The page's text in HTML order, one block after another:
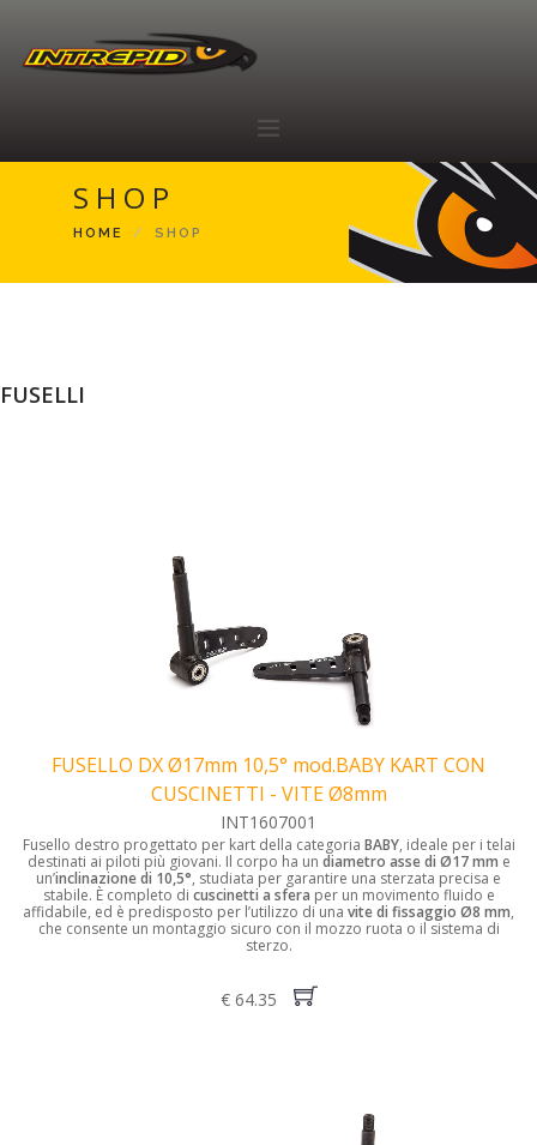
HOME
ABOUT
CONTATTI
SHOP
HOME SHOP
FUSELLI
FUSELLO DX Ø17mm 10,5° mod.BABY KART CON
CUSCINETTI - VITE Ø8mm
INT1607001
Fusello destro progettato per kart della categoria BABY, ideale per i telai
destinati ai piloti più giovani. Il corpo ha un diametro asse di Ø17 mm e
un’inclinazione di 10,5°, studiata per garantire una sterzata precisa e
stabile. È completo di cuscinetti a sfera per un movimento fluido e
affidabile, ed è predisposto per l’utilizzo di una vite di fissaggio Ø8 mm,
che consente un montaggio sicuro con il mozzo ruota o il sistema di
sterzo.
€ 64.35